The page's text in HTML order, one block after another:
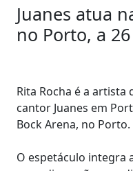
Juanes atua
no Porto, a
Rita Rocha é a
cantor Juanes em
Bock Arena, no Porto.
O espetáculo integra